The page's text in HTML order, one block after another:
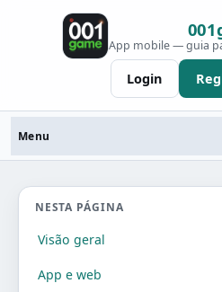
Ir para o conteúdo
App mobile — guia
Login
Menu
NESTA PÁGINA
Visão geral
App e web